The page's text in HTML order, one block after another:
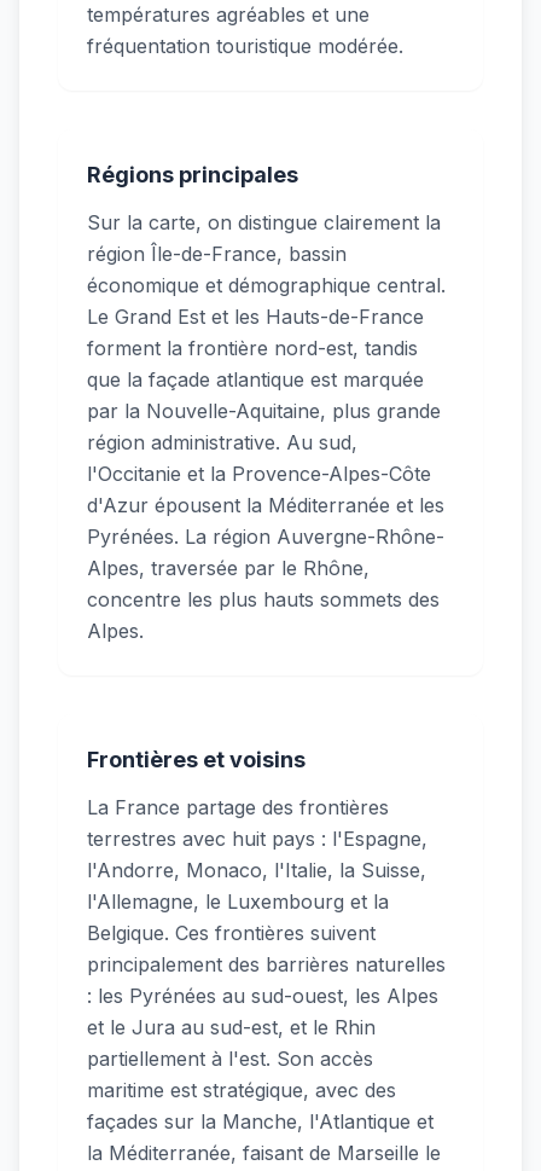
températures agréables et une
fréquentation touristique modérée.
Régions principales
Sur la carte, on distingue clairement la
région Île-de-France, bassin
économique et démographique central.
Le Grand Est et les Hauts-de-France
forment la frontière nord-est, tandis
que la façade atlantique est marquée
par la Nouvelle-Aquitaine, plus grande
région administrative. Au sud,
l'Occitanie et la Provence-Alpes-Côte
d'Azur épousent la Méditerranée et les
Pyrénées. La région Auvergne-Rhône-
Alpes, traversée par le Rhône,
concentre les plus hauts sommets des
Alpes.
Frontières et voisins
La France partage des frontières
terrestres avec huit pays : l'Espagne,
l'Andorre, Monaco, l'Italie, la Suisse,
l'Allemagne, le Luxembourg et la
Belgique. Ces frontières suivent
principalement des barrières naturelles
: les Pyrénées au sud-ouest, les Alpes
et le Jura au sud-est, et le Rhin
partiellement à l'est. Son accès
maritime est stratégique, avec des
façades sur la Manche, l'Atlantique et
la Méditerranée, faisant de Marseille le